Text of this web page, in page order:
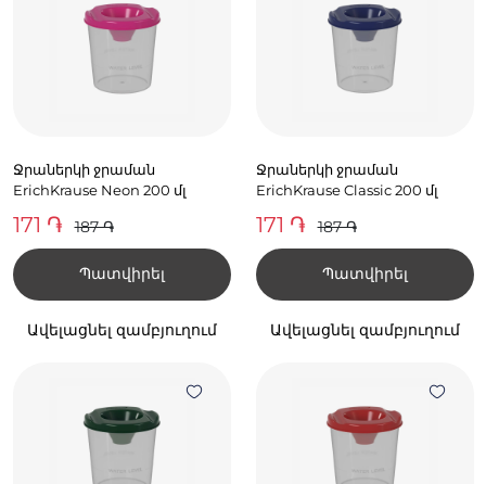
Ջրաներկի ջրաման
ErichKrause Neon 200 մլ
171 ֏ 187 ֏
Պատվիրել
Ավելացնել զամբյուղում
Ջրաներկի ջրաման
ErichKrause Classic 200 մլ
171 ֏ 187 ֏
Պատվիրել
Ավելացնել զամբյուղում